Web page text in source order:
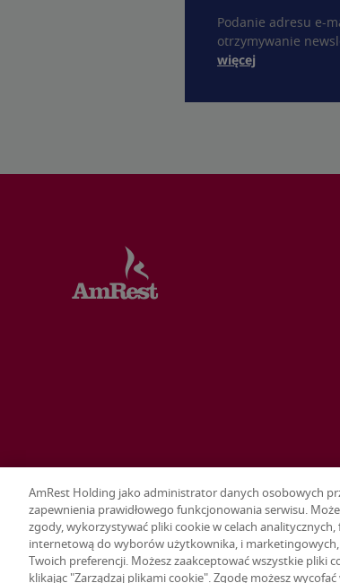
Podanie adresu e-
otrzymywanie
więcej
Terms & conditions Privacy policy Ustawienia
© 2026 AmRest Holdings SE. All rights reserved.
AmRest Holding jako administrator danych osobowych
zapewnienia prawidłowego funkcjonowania serwisu.
zgody, wykorzystywać pliki cookie w celach
internetową do wyborów użytkownika, i
Twoich preferencji. Możesz zaakceptować wszystkie pliki
klikając "Zarządzaj plikami cookie". Zgodę możesz